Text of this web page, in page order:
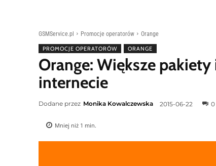
GSMService.pl Promocje operatorów Orange
PROMOCJE OPERATORÓW ORANGE
Orange: Większe
internecie
Dodane przez Monika Kowalczewska 2015-06-22 0
Mniej niż 1 min.